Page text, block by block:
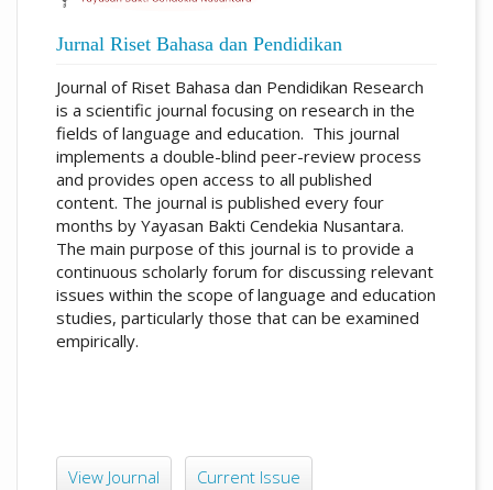
Jurnal Riset Bahasa dan Pendidikan
Journal of Riset Bahasa dan Pendidikan Research
is a scientific journal focusing on research in the
fields of language and education. This journal
implements a double-blind peer-review process
and provides open access to all published
content. The journal is published every four
months by Yayasan Bakti Cendekia Nusantara.
The main purpose of this journal is to provide a
continuous scholarly forum for discussing relevant
issues within the scope of language and education
studies, particularly those that can be examined
empirically.
View Journal Current Issue